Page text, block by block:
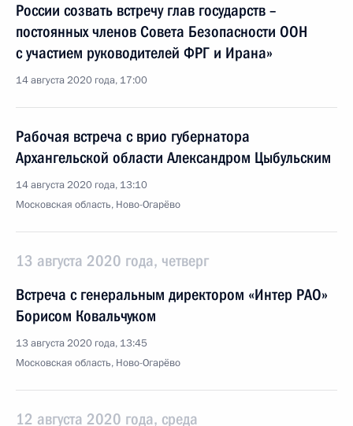
России созвать встречу глав государств –
постоянных членов Совета Безопасности ООН
с участием руководителей ФРГ и Ирана»
14 августа 2020 года, 17:00
Рабочая встреча с врио губернатора
Архангельской области Александром Цыбульским
14 августа 2020 года, 13:10
Московская область, Ново-Огарёво
13 августа 2020 года, четверг
Встреча с генеральным директором «Интер РАО»
Борисом Ковальчуком
13 августа 2020 года, 13:45
Московская область, Ново-Огарёво
12 августа 2020 года, среда